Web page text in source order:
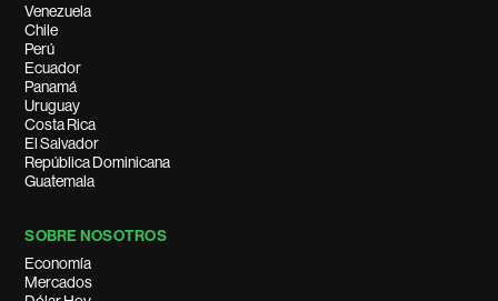
Venezuela
Chile
Perú
Ecuador
Panamá
Uruguay
Costa Rica
El Salvador
República Dominicana
Guatemala
SOBRE NOSOTROS
Economía
Mercados